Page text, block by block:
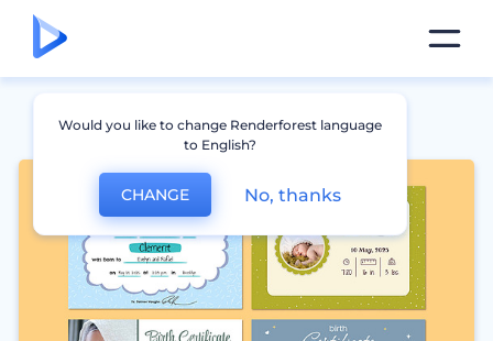
Would you like to change Renderforest language
to English?
CHANGE No, thanks